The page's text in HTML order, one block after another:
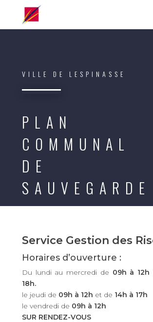
VILLE DE LESPINASSE
PLAN
COMMUNAL
DE
SAUVEGARDE
Service Gestion des
Horaires d’ouverture :
Du lundi au mercredi de 09h à
18h.
le jeudi de 09h à 12h et de 14h à 17h
le vendredi de 09h à 12h
SUR RENDEZ-VOUS